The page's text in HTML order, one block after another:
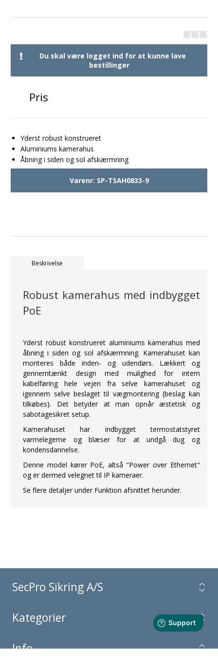
Du skal være logget ind for at kunne lave
bestillinger
Pris
Yderst robust konstrueret
Aluminiums kamerahus
Åbning i siden og sol afskærmning
Varenr: SP-TSAH0833-9
Beskrivelse
Robust kamerahus med indbygget
PoE
Yderst robust konstrueret aluminiums kamerahus med
åbning i siden og sol afskærmning. Kamerahuset kan
monteres både inden- og udendørs. Lækkert og
gennemtænkt design med mulighed for intern
kabelføring hele vejen fra selve kamerahuset og
igennem selve beslaget til vægmontering (beslag kan
tilkøbes). Det betyder at man opnår æstetisk og
sabotagesikret setup.
Kamerahuset har indbygget termostatstyret
varmelegeme og blæser for at undgå dug og
kondensdannelse.
Denne model kører PoE, altså "Power over Ethernet"
og er dermed velegnet til IP kameraer.
Se flere detaljer under Funktion afsnittet herunder.
SecPro Sikring A/S
Kategorier
Info